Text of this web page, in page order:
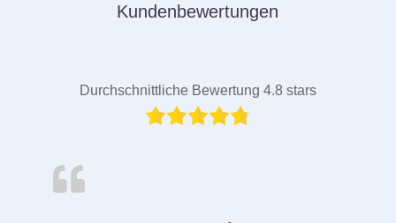
Kundenbewertungen
Durchschnittliche Bewertung 4.8 stars